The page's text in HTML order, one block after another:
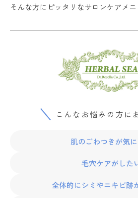
そんな方にピッタリなサロンケアメニ
こんなお悩みの方に
肌のごわつきが気
毛穴ケアがした
全体的にシミやニキビ跡